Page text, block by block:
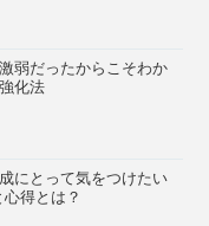
弱だったからこそわか
化法
にとって気をつけたい
得とは？